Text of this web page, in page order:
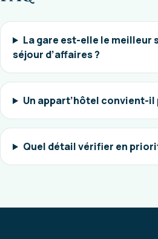
La gare est-elle le meilleur
séjour d’affaires ?
Un appart’hôtel convient-il
Quel détail vérifier en